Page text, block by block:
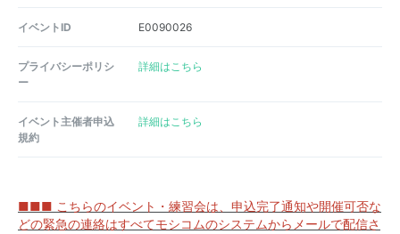
イベントID E0090026
プライバシーポリシ
ー
詳細はこちら
イベント主催者申込
規約
詳細はこちら
■■■ こちらのイベント・練習会は、申込完了通知や開催可否な
どの緊急の連絡はすべてモシコムのシステムからメールで配信さ